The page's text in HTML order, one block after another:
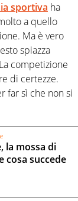
sportiva ha
a quello
Ma è vero
spiazza
competizione
di certezze.
far sì che non si
la mossa di
cosa succede